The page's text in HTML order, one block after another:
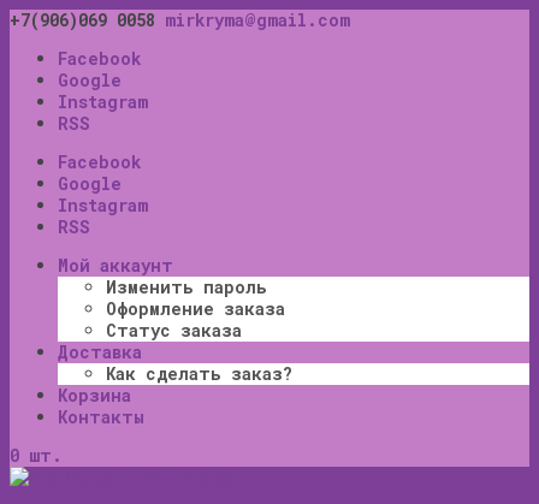
+7(906)069 0058 mirkryma@gmail.com
Facebook
Google
Instagram
RSS
Facebook
Google
Instagram
RSS
Мой аккаунт
Изменить пароль
Оформление заказа
Статус заказа
Доставка
Как сделать заказ?
Корзина
Контакты
0 шт.